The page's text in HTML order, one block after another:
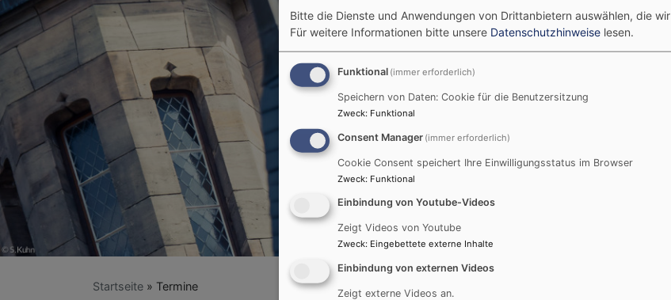
Startseite Termine
Bitte die Dienste und Anwendungen von Drittanbietern auswählen, die
Für weitere Informationen bitte unsere Datenschutzhinweise lesen.
Funktional (immer erforderlich)
Speichern von Daten: Cookie für die Benutzersitzung
Zweck: Funktional
Consent Manager (immer erforderlich)
Cookie Consent speichert Ihre Einwilligungsstatus im Browser
Zweck: Funktional
Einbindung von Youtube-Videos
Zeigt Videos von Youtube
Zweck: Eingebettete externe Inhalte
Einbindung von externen Videos
Zeigt externe Videos an.